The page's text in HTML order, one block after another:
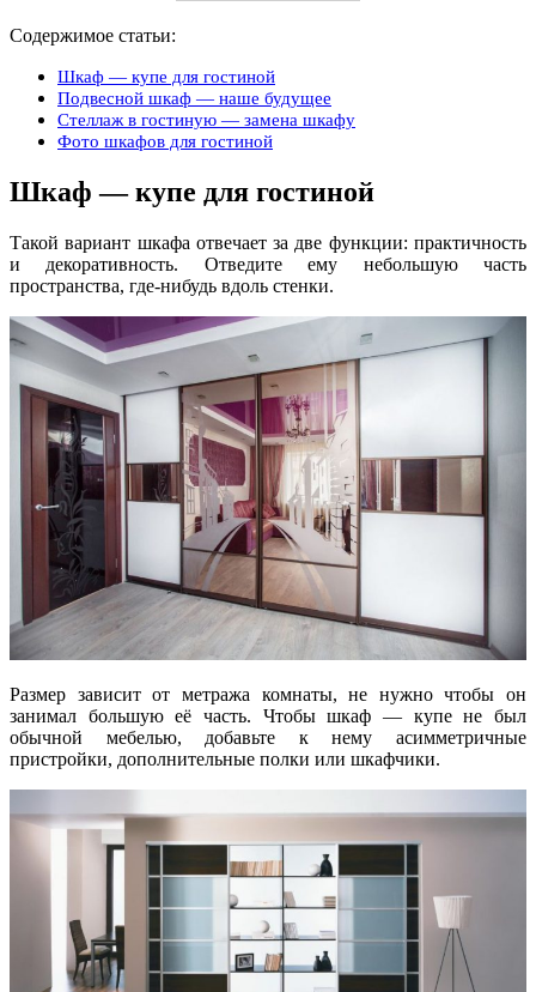
Содержимое статьи:
Шкаф — купе для гостиной
Подвесной шкаф — наше будущее
Стеллаж в гостиную — замена шкафу
Фото шкафов для гостиной
Шкаф — купе для гостиной
Такой вариант шкафа отвечает за две функции: практичность
и декоративность. Отведите ему небольшую часть
пространства, где-нибудь вдоль стенки.
Размер зависит от метража комнаты, не нужно чтобы он
занимал большую её часть. Чтобы шкаф — купе не был
обычной мебелью, добавьте к нему асимметричные
пристройки, дополнительные полки или шкафчики.